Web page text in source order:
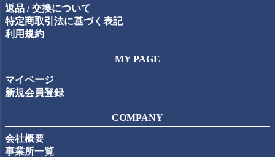
返品 / 交換について
特定商取引法に基づく表記
利用規約
MY PAGE
マイページ
新規会員登録
COMPANY
会社概要
事業所一覧